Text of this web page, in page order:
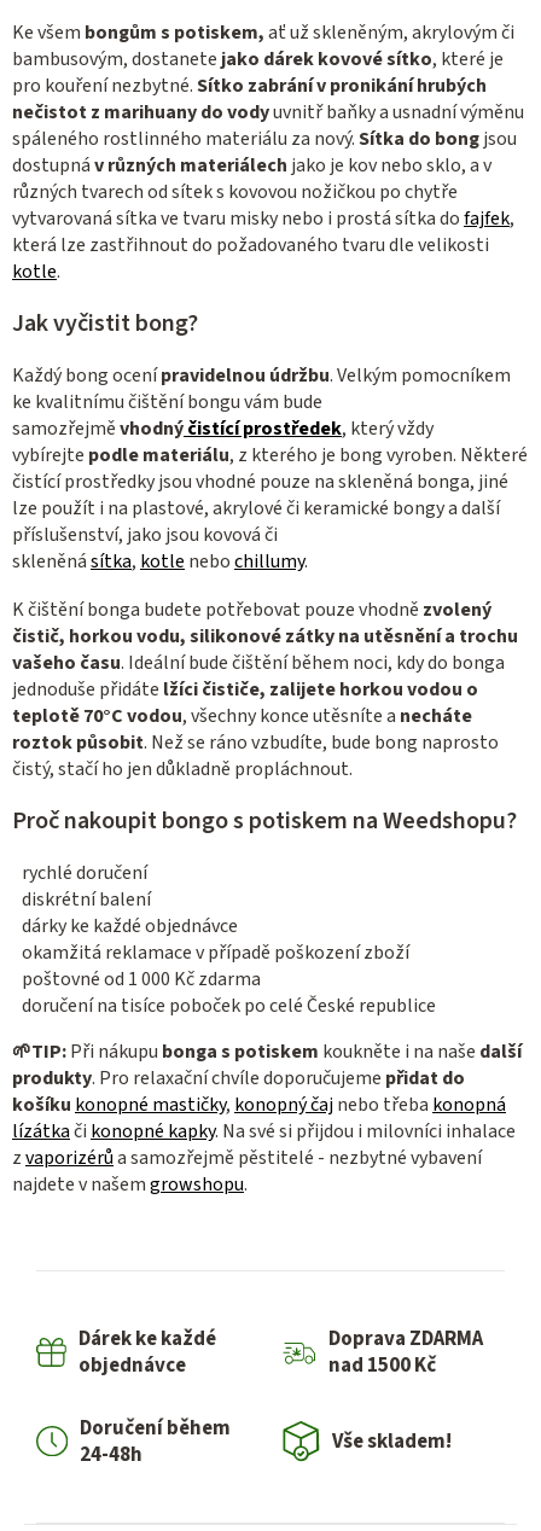
s
u
Ke všem bongům s potiskem,ať už skleněným, akrylovým či
bambusovým, dostanete jako dárek kovové sítko, které je
pro kouření nezbytné.Sítko zabrání v pronikání hrubých
nečistot z marihuany do vodyuvnitř baňky a usnadní výměnu
spáleného rostlinného materiálu za nový.Sítka do bongjsou
dostupnáv různých materiálech jako je kov nebo sklo, a v
různých tvarech od sítek s kovovou nožičkou po chytře
vytvarovaná sítka ve tvaru misky nebo i prostá sítka dofajfek,
která lze zastřihnout do požadovaného tvaru dle velikosti
kotle.
Jak vyčistit bong?
Každý bong ocenípravidelnou údržbu.Velkým pomocníkem
ke kvalitnímu čištění bongu vám bude
samozřejměvhodnýčistící prostředek, který vždy
vybírejte podle materiálu, z kterého je bong vyroben. Některé
čistící prostředky jsou vhodné pouze na skleněná bonga, jiné
lze použít i na plastové, akrylové či keramické bongy a další
příslušenství, jako jsou kovová či
skleněnásítka, kotle nebochillumy.
K čištění bonga budete potřebovat pouze vhodně zvolený
čistič, horkou vodu, silikonové zátky na utěsnění a trochu
vašeho času. Ideální bude čištění během noci, kdy do bonga
jednoduše přidáte lžíci čističe, zalijete horkou vodou o
teplotě 70°C vodou, všechny konce utěsníte a necháte
roztok působit. Než se ráno vzbudíte, bude bong naprosto
čistý, stačí ho jen důkladně propláchnout.
Proč nakoupit bongo s potiskem na Weedshopu?
rychlé doručení
diskrétní balení
dárky ke každé objednávce
okamžitá reklamace v případě poškození zboží
poštovné od 1 000 Kč zdarma
doručení na tisíce poboček po celé České republice
🌱TIP:Při nákupu bonga s potiskem koukněte i na naše další
produkty. Pro relaxační chvíle doporučujeme přidat do
košíku konopné mastičky, konopný čajnebo třeba konopná
lízátkači konopné kapky. Na své si přijdou i milovníci inhalace
zvaporizérůa samozřejmě pěstitelé - nezbytné vybavení
najdete v našemgrowshopu.
Dárek ke každé
objednávce
Doprava ZDARMA
nad 1500 Kč
Doručení během
24-48h
Vše skladem!